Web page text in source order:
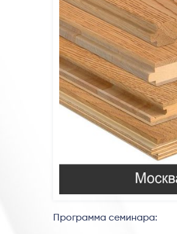
Программа семинара: